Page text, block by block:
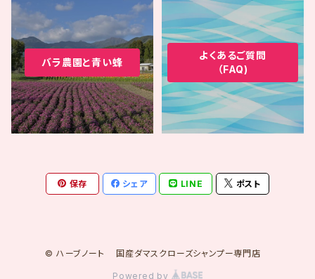
バラ農園と青い蜂
よくあるご質問
（FAQ)
保存 シェア LINE ポスト
© ハーブノート 国産ダマスクローズシャンプー専門店
Powered by